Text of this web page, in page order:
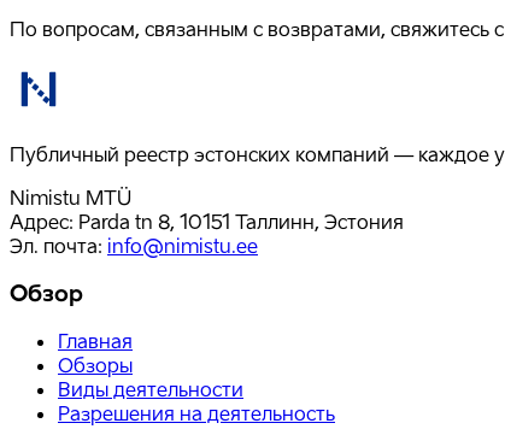
По вопросам, связанным с возвратами, свяжитесь
Публичный реестр эстонских компаний — каждое
Nimistu MTÜ
Адрес: Parda tn 8, 10151 Таллинн, Эстония
Эл. почта: info@nimistu.ee
Обзор
Главная
Обзоры
Виды деятельности
Разрешения на деятельность